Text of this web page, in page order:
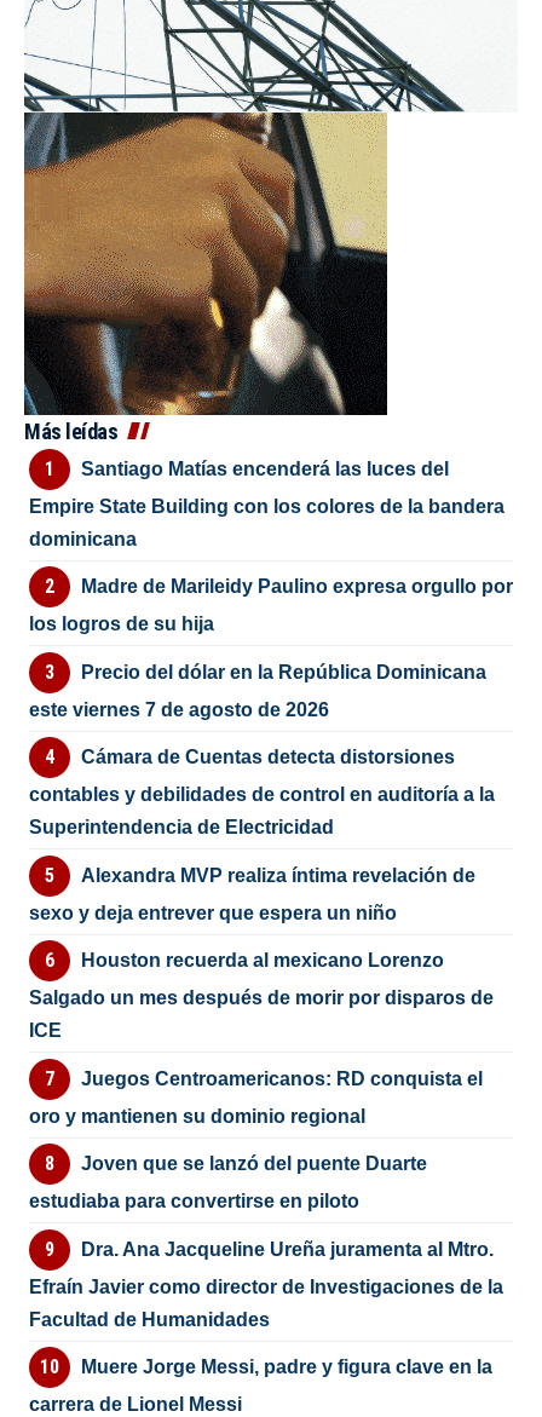
Más leídas
Santiago Matías encenderá las luces del
Empire State Building con los colores de la bandera
dominicana
Madre de Marileidy Paulino expresa orgullo por
los logros de su hija
Precio del dólar en la República Dominicana
este viernes 7 de agosto de 2026
Cámara de Cuentas detecta distorsiones
contables y debilidades de control en auditoría a la
Superintendencia de Electricidad
Alexandra MVP realiza íntima revelación de
sexo y deja entrever que espera un niño
Houston recuerda al mexicano Lorenzo
Salgado un mes después de morir por disparos de
ICE
Juegos Centroamericanos: RD conquista el
oro y mantienen su dominio regional
Joven que se lanzó del puente Duarte
estudiaba para convertirse en piloto
Dra. Ana Jacqueline Ureña juramenta al Mtro.
Efraín Javier como director de Investigaciones de la
Facultad de Humanidades
Muere Jorge Messi, padre y figura clave en la
carrera de Lionel Messi